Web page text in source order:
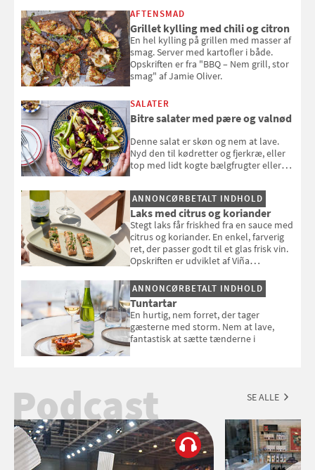
AFTENSMAD
Grillet kylling med chili og citron
En hel kylling på grillen med masser af
smag. Server med kartofler i både.
Opskriften er fra "BBQ – Nem grill, stor
smag" af Jamie Oliver.
SALATER
Bitre salater med pære og valnød
Denne salat er skøn og nem at lave.
Nyd den til kødretter og fjerkræ, eller
top med lidt kogte bælgfrugter eller
selvstændigt måltid. Opskriften er fra
Louisa Lorangs kogebog "Salat".
ANNONCØRBETALT INDHOLD
Laks med citrus og koriander
Stegt laks får friskhed fra en sauce med
citrus og koriander. En enkel, farverig
ret, der passer godt til et glas frisk vin.
Opskriften er udviklet af Viña
ANNONCØRBETALT INDHOLD
Tuntartar
En hurtig, nem forret, der tager
gæsterne med storm. Nem at lave,
fantastisk at sætte tænderne i
Podcast SE ALLE